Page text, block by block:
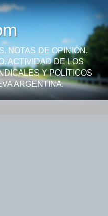
NOTAS DE OPINIÓN.
ACTIVIDAD DE LOS
Y POLÍTICOS
ARGENTINA.